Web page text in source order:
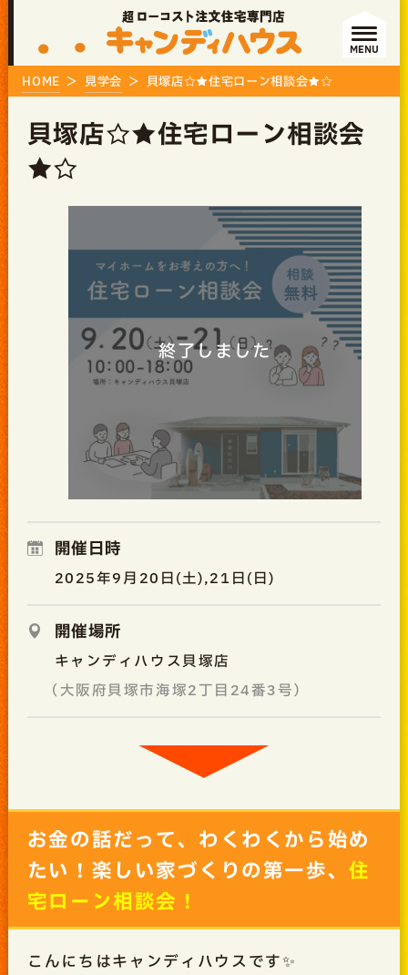
MENU
HOME 見学会 貝塚店☆★住宅ローン相談会★☆
貝塚店☆★住宅ローン相談会
★☆
終了しました
開催日時
2025年9月20日(土),21日(日)
開催場所
キャンディハウス貝塚店
（大阪府貝塚市海塚2丁目24番3号）
お金の話だって、わくわくから始め
たい！楽しい家づくりの第一歩、住
宅ローン相談会！
こんにちはキャンディハウスです✨